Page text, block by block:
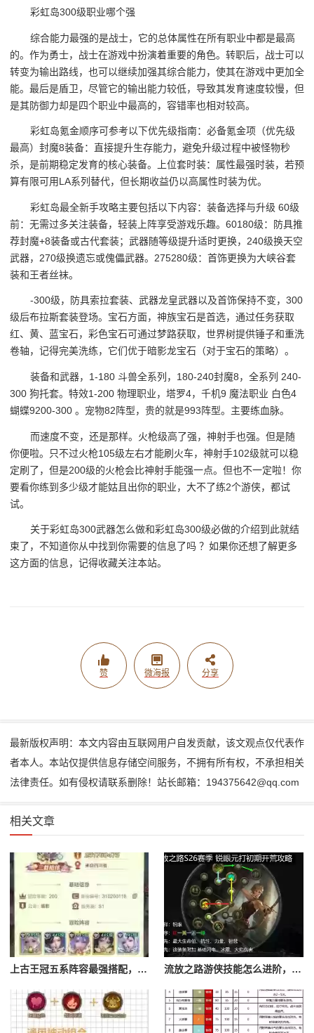
彩虹岛300级职业哪个强
综合能力最强的是战士，它的总体属性在所有职业中都是最高
的。作为勇士，战士在游戏中扮演着重要的角色。转职后，战士可以
转变为输出路线，也可以继续加强其综合能力，使其在游戏中更加全
能。最后是盾卫，尽管它的输出能力较低，导致其发育速度较慢，但
是其防御力却是四个职业中最高的，容错率也相对较高。
彩虹岛氪金顺序可参考以下优先级指南：必备氪金项（优先级
最高）封魔8装备：直接提升生存能力，避免升级过程中被怪物秒
杀，是前期稳定发育的核心装备。上位套时装：属性最强时装，若预
算有限可用LA系列替代，但长期收益仍以高属性时装为优。
彩虹岛最全新手攻略主要包括以下内容：装备选择与升级 60级
前：无需过多关注装备，轻装上阵享受游戏乐趣。60180级：防具推
荐封魔+8装备或古代套装；武器随等级提升适时更换，240级换天空
武器，270级换遗忘或傀儡武器。275280级：首饰更换为大峡谷套
装和王者丝袜。
-300级，防具索拉套装、武器龙皇武器以及首饰保持不变，300
级后布拉斯套装登场。宝石方面，神族宝石是首选，通过任务获取
红、黄、蓝宝石，彩色宝石可通过梦路获取，世界树提供锤子和重洗
卷轴，记得完美洗练，它们优于暗影龙宝石（对于宝石的策略）。
装备和武器，1-180 斗兽全系列，180-240封魔8，全系列 240-
300 狗托套。特效1-200 物理职业，塔罗4，千机9 魔法职业 白色4
蝴蝶9200-300 。宠物82阵型，贵的就是993阵型。主要练血脉。
而速度不变，还是那样。火枪级高了强，神射手也强。但是随
你便啦。只不过火枪105级左右才能刷火车，神射手102级就可以稳
定刷了，但是200级的火枪会比神射手能强一点。但也不一定啦！你
要看你练到多少级才能姑且出你的职业，大不了练2个游侠，都试
试。
关于彩虹岛300武器怎么做和彩虹岛300级必做的介绍到此就结
束了，不知道你从中找到你需要的信息了吗 ？如果你还想了解更多
这方面的信息，记得收藏关注本站。
赞 微海报 分享
最新版权声明：本文内容由互联网用户自发贡献，该文观点仅代表作
者本人。本站仅提供信息存储空间服务，不拥有所有权，不承担相关
法律责任。如有侵权请联系删除！站长邮箱：194375642@qq.com
相关文章
上古王冠五系阵容最强搭配，上古王冠五星排行 流放之路游侠技能怎么进阶，流放之路游侠技能怎么进阶的